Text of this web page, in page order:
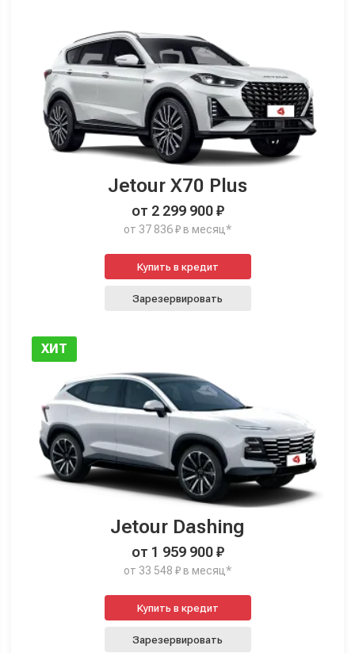
Jetour X70 Plus
от 2 299 900 ₽
от 37 836 ₽ в месяц*
Купить в кредит
Зарезервировать
ХИТ
Jetour Dashing
от 1 959 900 ₽
от 33 548 ₽ в месяц*
Купить в кредит
Зарезервировать